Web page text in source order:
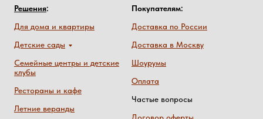
Решения:
Для дома и квартиры
Детские сады
Семейные центры и детские
клубы
Рестораны и кафе
Летние веранды
Покупателям:
Доставка по России
Доставка в Москву
Шоурумы
Оплата
Частые вопросы